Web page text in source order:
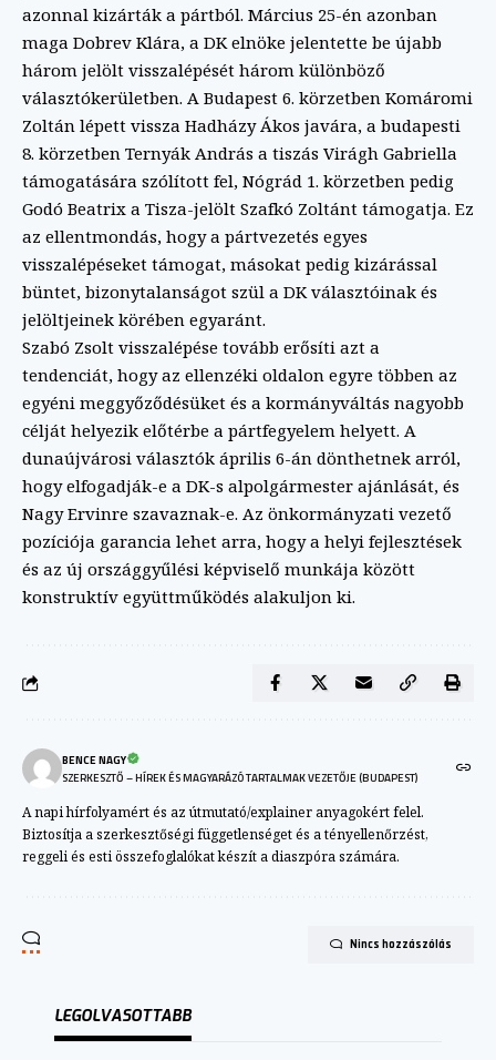
azonnal kizárták a pártból. Március 25-én azonban
maga Dobrev Klára, a DK elnöke jelentette be újabb
három jelölt visszalépését három különböző
választókerületben. A Budapest 6. körzetben Komáromi
Zoltán lépett vissza Hadházy Ákos javára, a budapesti
8. körzetben Ternyák András a tiszás Virágh Gabriella
támogatására szólított fel, Nógrád 1. körzetben pedig
Godó Beatrix a Tisza-jelölt Szafkó Zoltánt támogatja. Ez
az ellentmondás, hogy a pártvezetés egyes
visszalépéseket támogat, másokat pedig kizárással
büntet, bizonytalanságot szül a DK választóinak és
jelöltjeinek körében egyaránt.
Szabó Zsolt visszalépése tovább erősíti azt a
tendenciát, hogy az ellenzéki oldalon egyre többen az
egyéni meggyőződésüket és a kormányváltás nagyobb
célját helyezik előtérbe a pártfegyelem helyett. A
dunaújvárosi választók április 6-án dönthetnek arról,
hogy elfogadják-e a DK-s alpolgármester ajánlását, és
Nagy Ervinre szavaznak-e. Az önkormányzati vezető
pozíciója garancia lehet arra, hogy a helyi fejlesztések
és az új országgyűlési képviselő munkája között
konstruktív együttműködés alakuljon ki.
BENCE NAGY
SZERKESZTŐ – HÍREK ÉS MAGYARÁZÓ TARTALMAK VEZETŐJE (BUDAPEST)
A napi hírfolyamért és az útmutató/explainer anyagokért felel.
Biztosítja a szerkesztőségi függetlenséget és a tényellenőrzést,
reggeli és esti összefoglalókat készít a diaszpóra számára.
Nincs hozzászólás
LEGOLVASOTTABB